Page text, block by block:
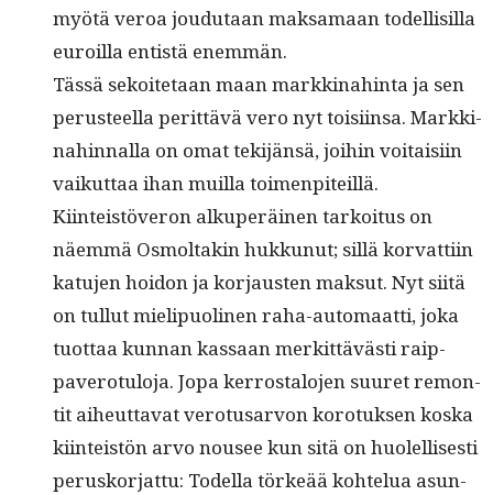
myötä veroa joudu­taan mak­samaan todel­lisil­la
euroil­la entistä enemmän.
Tässä sekoite­taan maan markki­nahin­ta ja sen
perus­teel­la perit­tävä vero nyt toisi­in­sa. Markki­
nahin­nal­la on omat tek­i­jän­sä, joi­hin voitaisi­in
vaikut­taa ihan muil­la toimenpiteillä.
Kiin­teistöveron alku­peräi­nen tarkoi­tus on
näem­mä Osmoltakin hukkunut; sil­lä kor­vat­ti­in
katu­jen hoidon ja kor­jausten mak­sut. Nyt siitä
on tul­lut mielipuo­li­nen raha-automaat­ti, joka
tuot­taa kun­nan kas­saan merkit­tävästi raip­
pavero­tu­lo­ja. Jopa ker­rostalo­jen suuret remon­
tit aiheut­ta­vat vero­tusar­von koro­tuk­sen kos­ka
kiin­teistön arvo nousee kun sitä on huolel­lis­es­ti
perusko­r­jat­tu: Todel­la törkeää kohtelua asun­